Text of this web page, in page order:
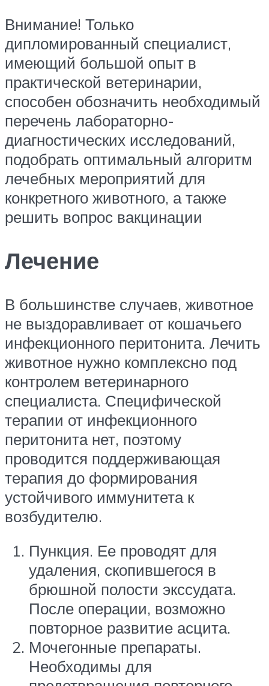
Внимание! Только
дипломированный специалист,
имеющий большой опыт в
практической ветеринарии,
способен обозначить необходимый
перечень лабораторно-
диагностических исследований,
подобрать оптимальный алгоритм
лечебных мероприятий для
конкретного животного, а также
решить вопрос вакцинации
Лечение
В большинстве случаев, животное
не выздоравливает от кошачьего
инфекционного перитонита. Лечить
животное нужно комплексно под
контролем ветеринарного
специалиста. Специфической
терапии от инфекционного
перитонита нет, поэтому
проводится поддерживающая
терапия до формирования
устойчивого иммунитета к
возбудителю.
Пункция. Ее проводят для
удаления, скопившегося в
брюшной полости экссудата.
После операции, возможно
повторное развитие асцита.
Мочегонные препараты.
Необходимы для